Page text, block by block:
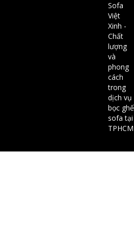
Sofa
Việt
Xinh -
Chất
lượng
và
phong
cách
trong
dịch vụ
bọc ghế
sofa tại
TPHCM